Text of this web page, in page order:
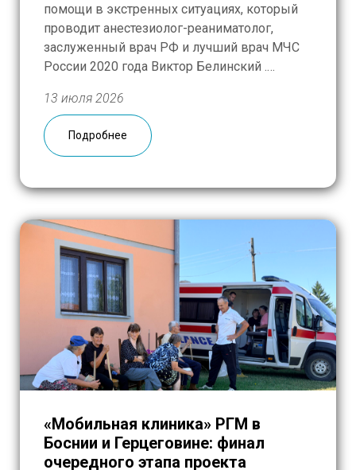
помощи в экстренных ситуациях, который
проводит анестезиолог-реаниматолог,
заслуженный врач РФ и лучший врач МЧС
России 2020 года Виктор Белинский .
дня станет штаб-квартира Главного
управления гражданской защиты
Республики Сербской. В состав группы
вошли около 20 представителей Красного
13 июля 2026
Подробнее
«Мобильная клиника» РГМ в
Боснии и Герцеговине: финал
очередного этапа проекта